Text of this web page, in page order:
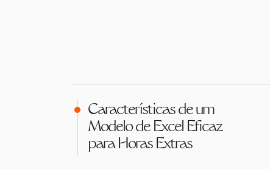
Características de um
Modelo de Excel Eficaz
para Horas Extras